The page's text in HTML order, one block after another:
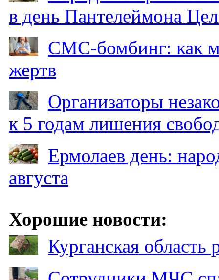
в день Пантелеймона
СМС-бомбинг: как
жертв
Организаторы
к 5 годам лишения
Ермолаев день:
августа
Хорошие новости:
Курганская